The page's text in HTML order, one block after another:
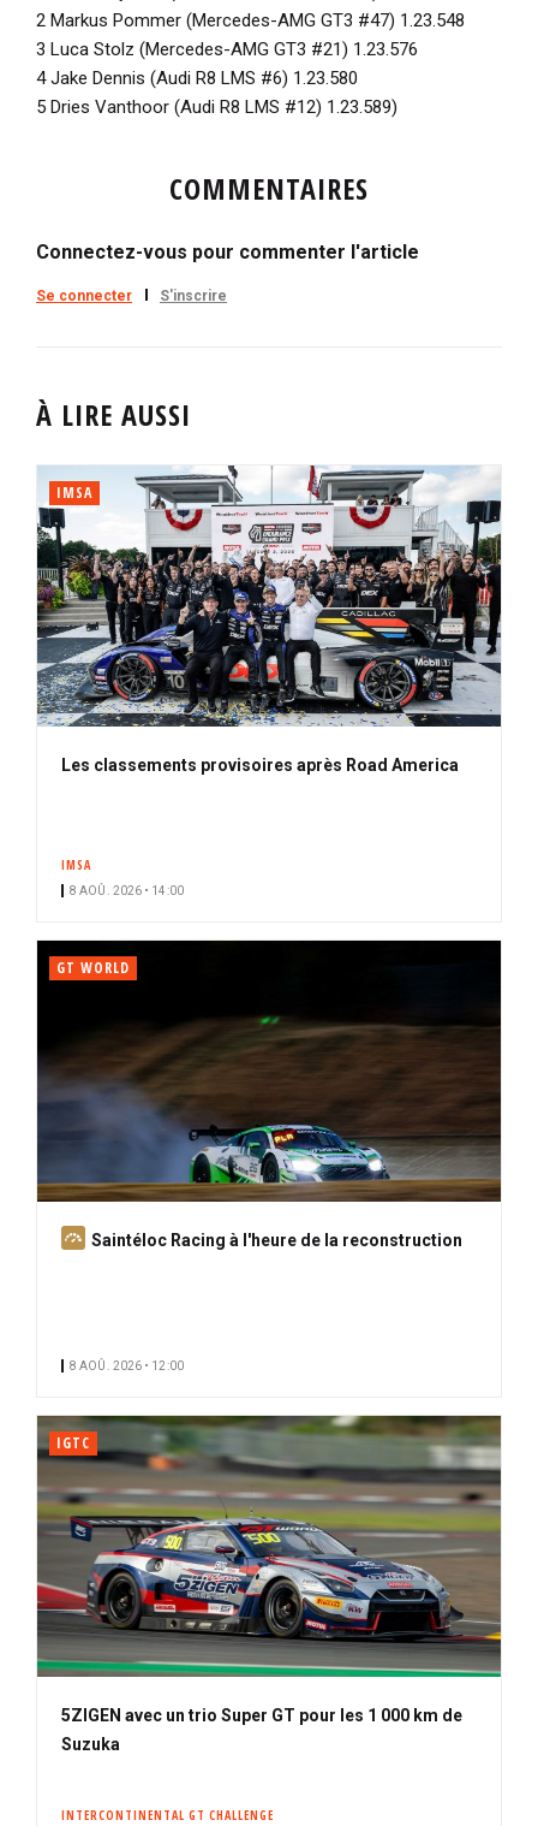
2 Markus Pommer (Mercedes-AMG GT3 #47) 1.23.548
3 Luca Stolz (Mercedes-AMG GT3 #21) 1.23.576
4 Jake Dennis (Audi R8 LMS #6) 1.23.580
5 Dries Vanthoor (Audi R8 LMS #12) 1.23.589)
COMMENTAIRES
Connectez-vous pour commenter l'article
Se connecter S'inscrire
À LIRE AUSSI
IMSA
Les classements provisoires après Road America
IMSA
8 AOÛ. 2026 • 14:00
GT WORLD
A
Saintéloc Racing à l'heure de la reconstruction
8 AOÛ. 2026 • 12:00
IGTC
5ZIGEN avec un trio Super GT pour les 1 000 km de
Suzuka
INTERCONTINENTAL GT CHALLENGE